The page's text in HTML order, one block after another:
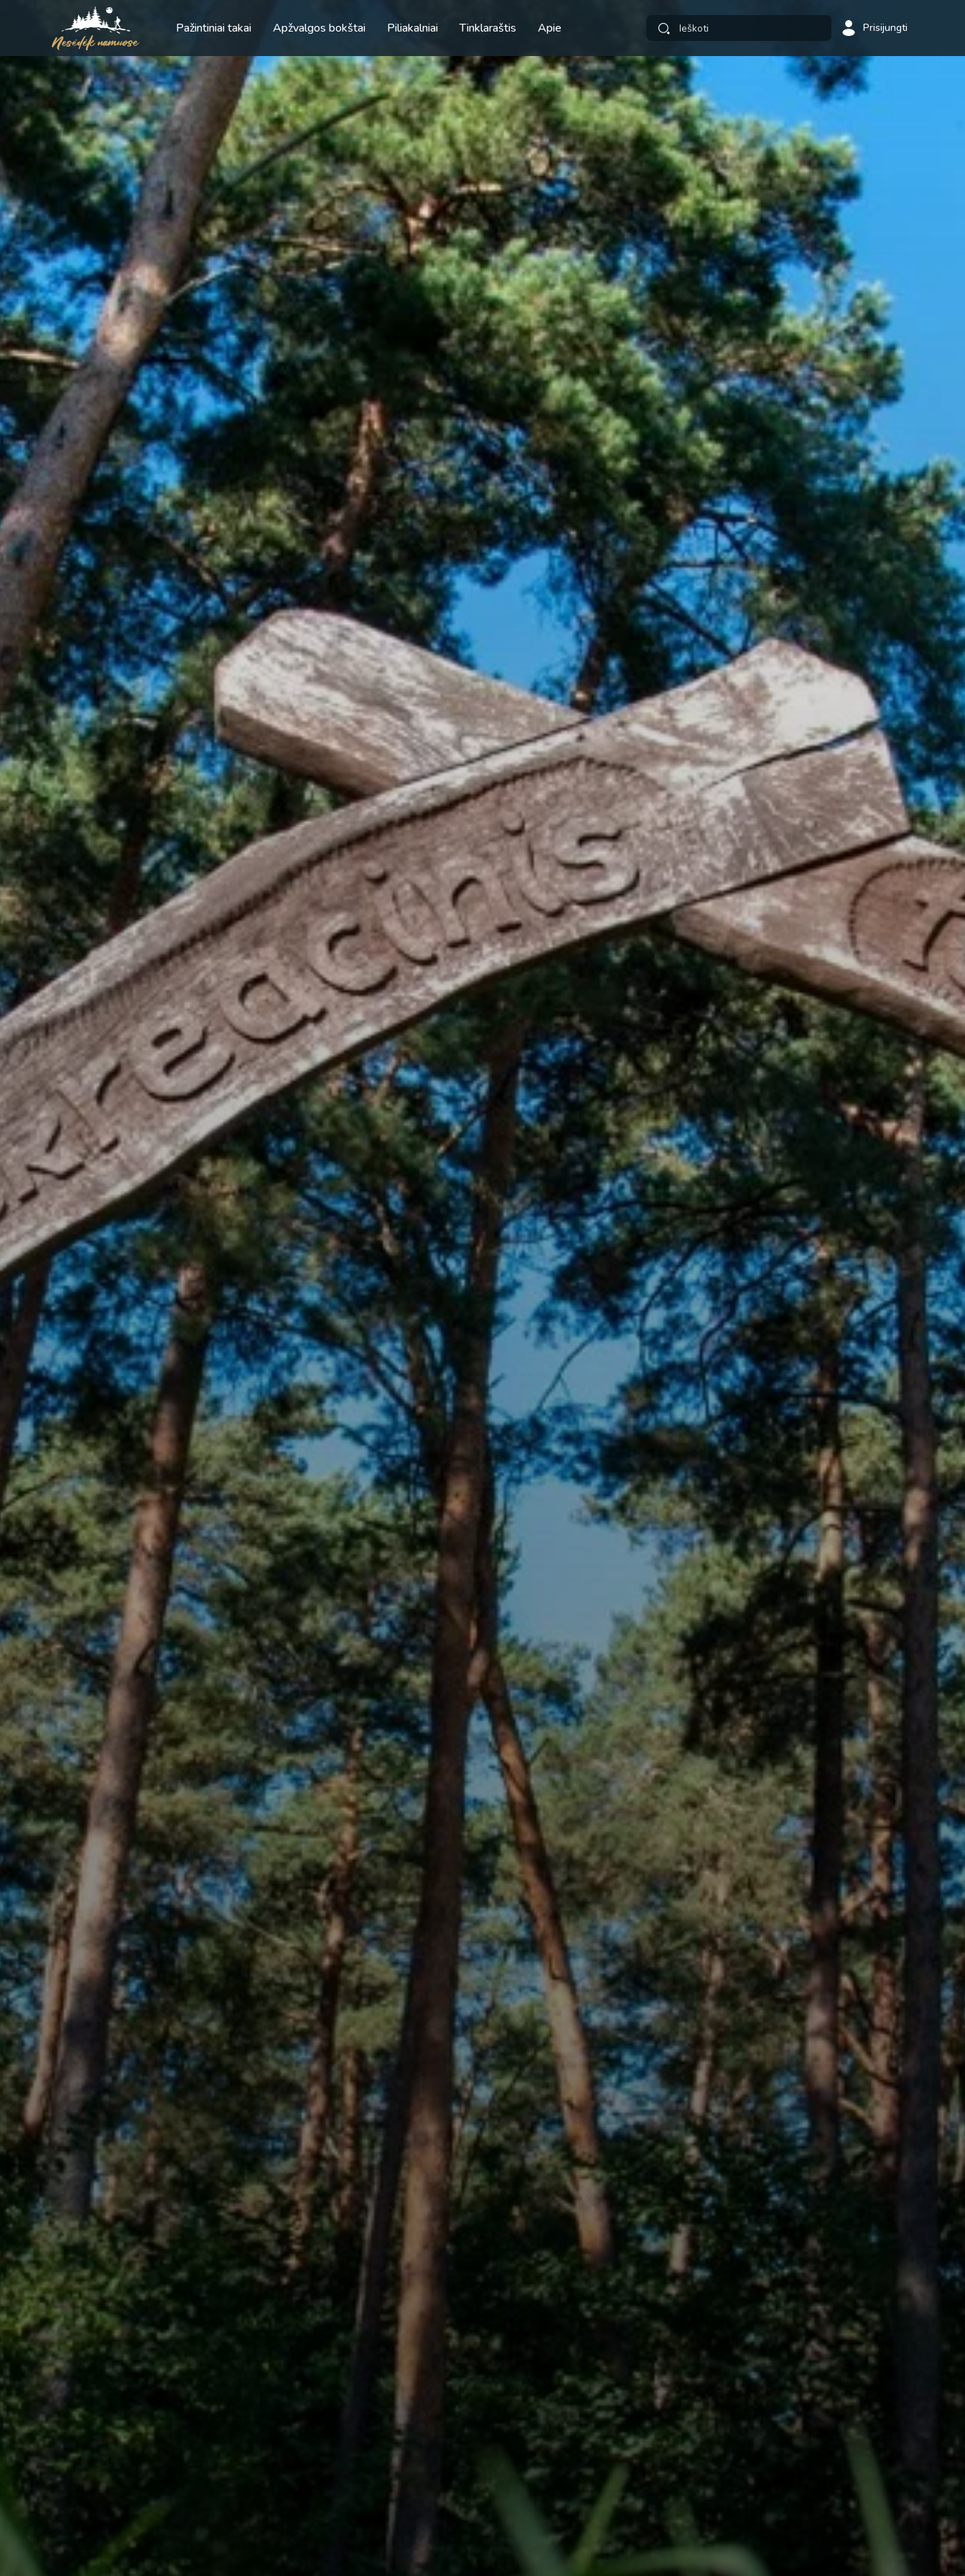
Pažintiniai takai Apžvalgos bokštai Piliakalniai Tinklaraštis Apie Prisijungti